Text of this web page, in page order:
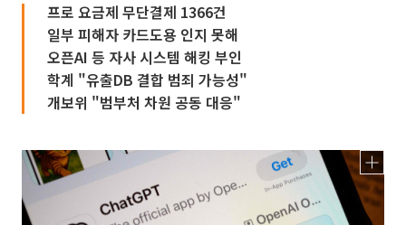
프로 요금제 무단결제 1366건
일부 피해자 카드도용 인지 못해
오픈AI 등 자사 시스템 해킹 부인
학계 "유출DB 결합 범죄 가능성"
개보위 "범부처 차원 공동 대응"